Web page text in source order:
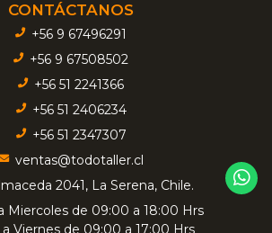
CONTÁCTANOS
+56 9 67496291
+56 9 67508502
+56 51 2241366
+56 51 2406234
+56 51 2347307
ventas@todotaller.cl
2041, La Serena, Chile.
Miercoles de 09:00 a 18:00 Hrs